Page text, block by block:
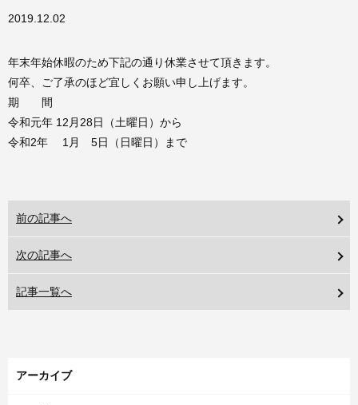
2019.12.02
年末年始休暇のため下記の通り休業させて頂きます。
何卒、ご了承のほど宜しくお願い申し上げます。
期 間
令和元年 12月28日（土曜日）から
令和2年 1月 5日（日曜日）まで
前の記事へ
次の記事へ
記事一覧へ
アーカイブ